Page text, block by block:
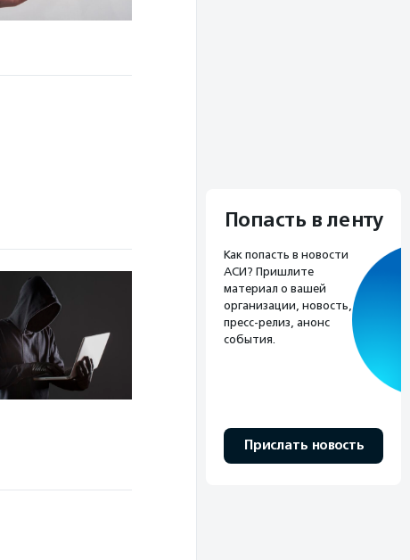
Попасть в ленту
Как попасть в новости
АСИ? Пришлите
материал о вашей
организации, новость,
пресс-релиз, анонс
события.
Прислать новость